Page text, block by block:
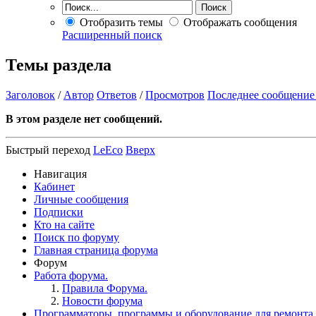
Отобразить темы
Отображать сообщения
Расширенный поиск
Темы раздела
Заголовок / Автор Ответов /Просмотров Последнее сообщение
В этом разделе нет сообщений.
Быстрый переход LeEco Вверх
Навигация
Кабинет
Личные сообщения
Подписки
Кто на сайте
Поиск по форуму
Главная страница форума
Форум
Работа форума.
Правила Форума.
Новости форума
Программаторы, программы и оборудование для ремонта.